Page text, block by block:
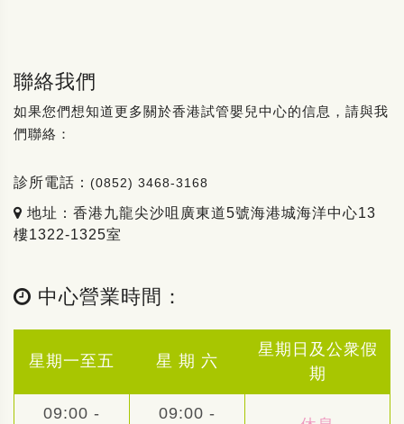
聯絡我們
如果您們想知道更多關於香港試管嬰兒中心的信息，請與我
們聯絡：
診所電話： (0852) 3468-3168
地址：香港九龍尖沙咀廣東道5號海港城海洋中心13
樓1322-1325室
中心營業時間：
星期一至五 星 期 六
星期日及公衆假
期
09:00 - 09:00 -